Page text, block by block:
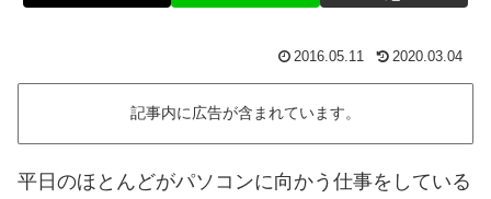
2016.05.11 2020.03.04
記事内に広告が含まれています。
平日のほとんどがパソコンに向かう仕事をしている